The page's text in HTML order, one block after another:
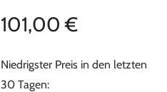
101,00€
Niedrigster Preis in den letzten
30 Tagen: